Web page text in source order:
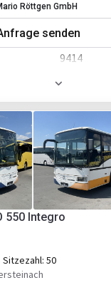
Röttgen GmbH
senden
9414
01.11.2014
12671 kg
13350 mm
3350 mm
2550 mm
Weiß
550 Integro
Sitzezahl: 50